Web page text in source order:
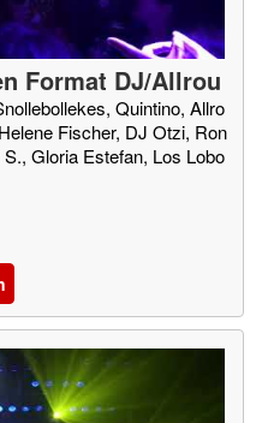
Format DJ/Allrou
Quintino, Allro
Fischer, DJ Otzi, Ron
Gloria Estefan, Los Lobo
Mark with a K., La